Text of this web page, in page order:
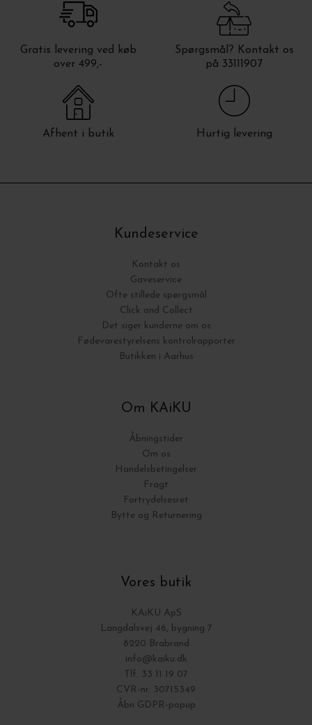
Gratis levering ved køb
over 499,-
Spørgsmål? Kontakt os
på 33111907
Afhent i butik Hurtig levering
Kundeservice
Kontakt os
Gaveservice
Ofte stillede spørgsmål
Click and Collect
Det siger kunderne om os
Fødevarestyrelsens kontrolrapporter
Butikken i Aarhus
Om KAiKU
Åbningstider
Om os
Handelsbetingelser
Fragt
Fortrydelsesret
Bytte og Returnering
Vores butik
KAiKU ApS
Langdalsvej 46, bygning 7
8220 Brabrand
info@kaiku.dk
Tlf. 33 11 19 07
CVR-nr. 30715349
Åbn GDPR-popup